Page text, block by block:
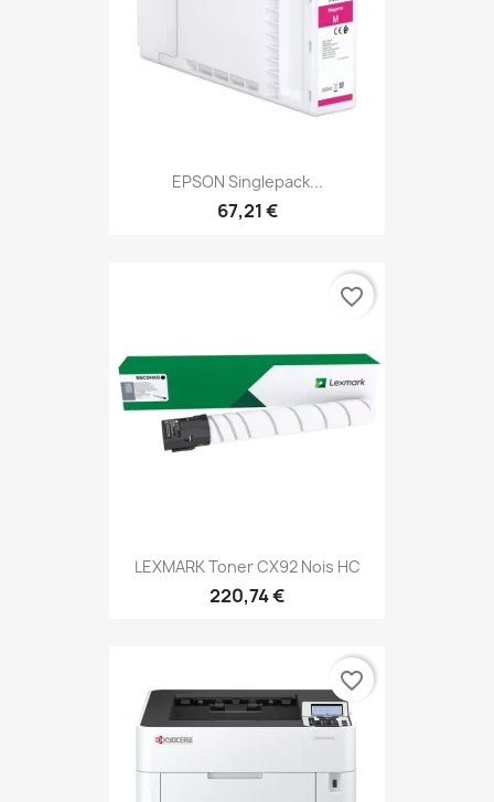
EPSON Singlepack...
67,21 €
LEXMARK Toner CX92 Nois HC
220,74 €
favorite_border
favorite_border